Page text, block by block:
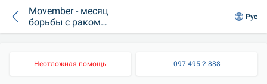
Movember - месяц
борьбы с раком
простаты
Рус
Неотложная помощь 097 495 2 888